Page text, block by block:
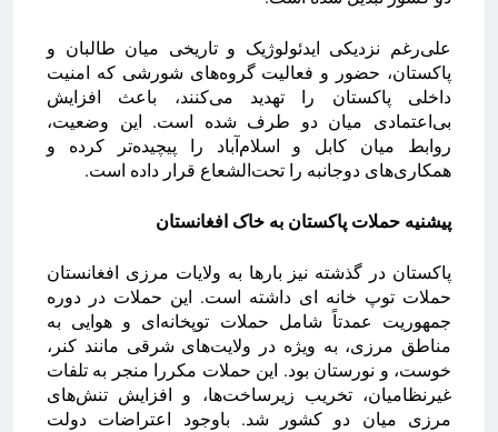
علی‌رغم نزدیکی ایدئولوژیک و تاریخی میان طالبان و
پاکستان، حضور و فعالیت گروه‌های شورشی که امنیت
داخلی پاکستان را تهدید می‌کنند، باعث افزایش
بی‌اعتمادی میان دو طرف شده است. این وضعیت،
روابط میان کابل و اسلام‌آباد را پیچیده‌تر کرده و
همکاری‌های دوجانبه را تحت‌الشعاع قرار داده است.
پیشنیه حملات پاکستان به خاک افغانستان
پاکستان در گذشته نیز بارها به ولایات مرزی افغانستان
حملات توپ خانه ای داشته است. این حملات در دوره
جمهوریت عمدتاً شامل حملات توپخانه‌ای و هوایی به
مناطق مرزی، به ویژه در ولایت‌های شرقی مانند کنر،
خوست، و نورستان بود. این حملات مکررا منجر به تلفات
غیرنظامیان، تخریب زیرساخت‌ها، و افزایش تنش‌های
مرزی میان دو کشور شد. باوجود اعتراضات دولت